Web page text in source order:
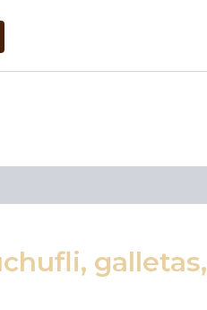
galletas,